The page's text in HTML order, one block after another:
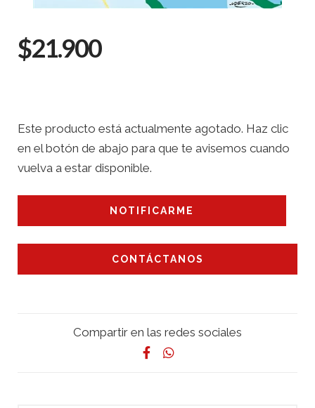
$21.900
Este producto está actualmente agotado. Haz clic
en el botón de abajo para que te avisemos cuando
vuelva a estar disponible.
NOTIFICARME
CONTÁCTANOS
Compartir en las redes sociales